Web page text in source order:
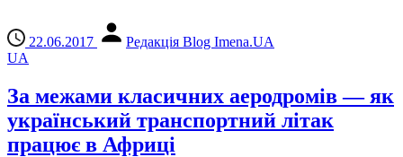
22.06.2017
Редакція Blog Imena.UA
UA
За межами класичних аеродромів — як
український транспортний літак
працює в Африці